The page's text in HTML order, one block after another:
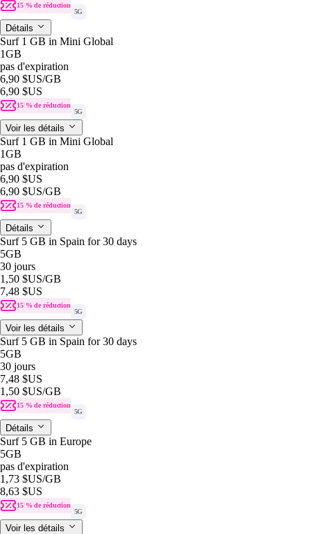
15 % de réduction
5G
Détails
Surf 1 GB in Mini Global
1GB
pas d'expiration
6,90 $US/GB
6,90 $US
15 % de réduction
5G
Voir les détails
Surf 1 GB in Mini Global
1GB
pas d'expiration
6,90 $US
6,90 $US/GB
15 % de réduction
5G
Détails
Surf 5 GB in Spain for 30 days
5GB
30 jours
1,50 $US/GB
7,48 $US
15 % de réduction
5G
Voir les détails
Surf 5 GB in Spain for 30 days
5GB
30 jours
7,48 $US
1,50 $US/GB
15 % de réduction
5G
Détails
Surf 5 GB in Europe
5GB
pas d'expiration
1,73 $US/GB
8,63 $US
15 % de réduction
5G
Voir les détails